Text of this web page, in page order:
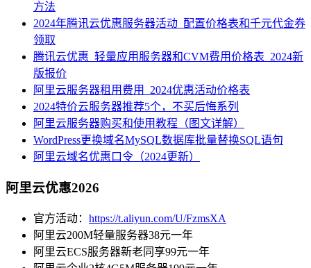
方法
2024年腾讯云优惠服务器活动_配置价格表和千元代金券
领取
腾讯云优惠_轻量应用服务器和CVM费用价格表_2024新
版报价
阿里云服务器租用费用_2024优惠活动价格表
2024特价云服务器推荐5个，不买后悔系列
阿里云服务器购买和使用教程（图文详解）
WordPress更换域名MySQL数据库批量替换SQL语句
阿里云域名优惠口令（2024更新）
阿里云优惠2026
官方活动： https://t.aliyun.com/U/FzmsXA
阿里云200M轻量服务器38元一年
阿里云ECS服务器新老同享99元一年